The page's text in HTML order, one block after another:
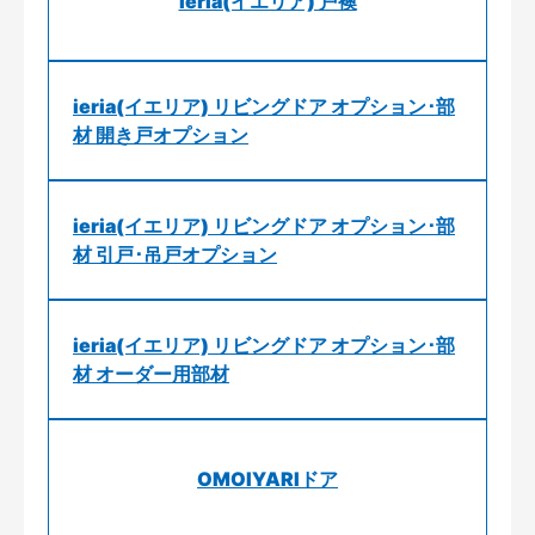
ieria(イエリア) リビングドア オプション･部
材 開き戸オプション
ieria(イエリア) リビングドア オプション･部
材 引戸･吊戸オプション
ieria(イエリア) リビングドア オプション･部
材 オーダー用部材
OMOIYARIドア